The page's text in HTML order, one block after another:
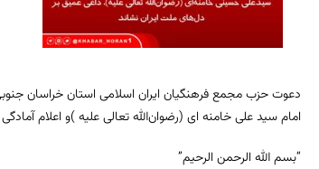
دعوت حزب مجمع فرهنگیان ایران اسلامی استان خراسان
امام سید علی خامنه ای (رضوان‌الله‌ تعالی علیه )و اعلام آمادگی
“بسم الله الرحمن الرحیم”